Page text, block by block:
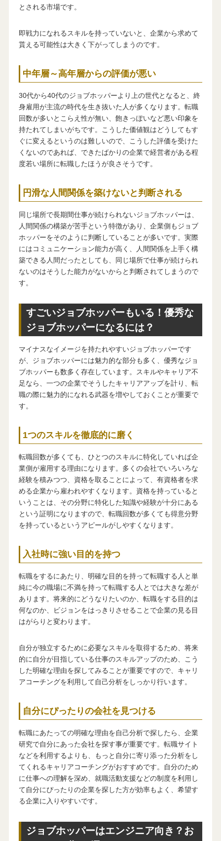
とされる市場です。
即戦力になれるスキルを持っていないと、企業から求めて
貰える可能性は大きく下がってしまうのです。
中年層～高年層からの評価が悪い
30代から40代のジョブホッパーより上の世代となると、終
身雇用が主流の時代を生き抜いた人が多くなります。転職
回数が多いとこらえ性が無い、飽きっぽいなど悪い印象を
持たれてしまいがちです。こうした価値観はどうしてもす
ぐに変えるというのは難しいので、こうした評価を受けた
くないのであれば、できたばかりの企業で経営者がある程
度若い場所に転職したほうが良さそうです。
円滑な人間関係を築けないと判断される
同じ場所で長期間仕事が続けられないジョブホッパーは、
人間関係の構築が苦手という特徴があり、企業側もジョブ
ホッパーをそのように判断していることが多いです。実際
にはコミュニケーション能力が高く、人間関係を上手く構
築できる人間だったとしても、同じ場所で仕事が続けられ
ないのはそうした能力がないからと判断されてしまうので
す。
すごいジョブホッパーもいる！優秀な
ジョブホッパーになるには？
マイナスなイメージを持たれやすいジョブホッパーです
が、ジョブホッパーには魅力的な部分も多く、優秀なジョ
ブホッパーも数多く存在しています。スキルやキャリア不
足なら、一つの企業でそうしたキャリアアップを計り、転
職の際に魅力的になれる武器を増やしておくことが重要で
す。
1つのスキルを徹底的に磨く
転職回数が多くても、ひとつのスキルに特化していれば企
業側が雇用する理由になります。多くの会社でいろいろな
経験を積みつつ、資格を取ることによって、有資格者を求
める企業から雇われやすくなります。資格を持っていると
いうことは、その分野に特化した知識や経験が十分にある
という証明になりますので、転職回数が多くても得意分野
を持っているというアピールがしやすくなります。
入社時に強い目的を持つ
転職をするにあたり、明確な目的を持って転職する人と単
純に今の職場に不満を持って転職する人とでは大きな差が
あります。将来的にどうなりたいのか、転職をする目的は
何なのか、ビジョンをはっきりさせることで企業の見る目
はがらりと変わります。
自分が独立するために必要なスキルを取得するため、将来
的に自分が目指している仕事のスキルアップのため、こう
した明確な理由を探してみることが重要ですので、キャリ
アコーチングを利用して自己分析をしっかり行います。
自分にぴったりの会社を見つける
転職にあたっての明確な理由を自己分析で探したら、企業
研究で自分にあった会社を探す事が重要です。転職サイト
などを利用するよりも、もっと自分に寄り添った分析をし
てくれるキャリアコーチングがおすすめです。自分のため
に仕事への理解を深め、就職活動支援などの制度を利用し
て自分にぴったりの企業を探した方が効率もよく、希望す
る企業に入りやすいです。
ジョブホッパーはエンジニア向き？お